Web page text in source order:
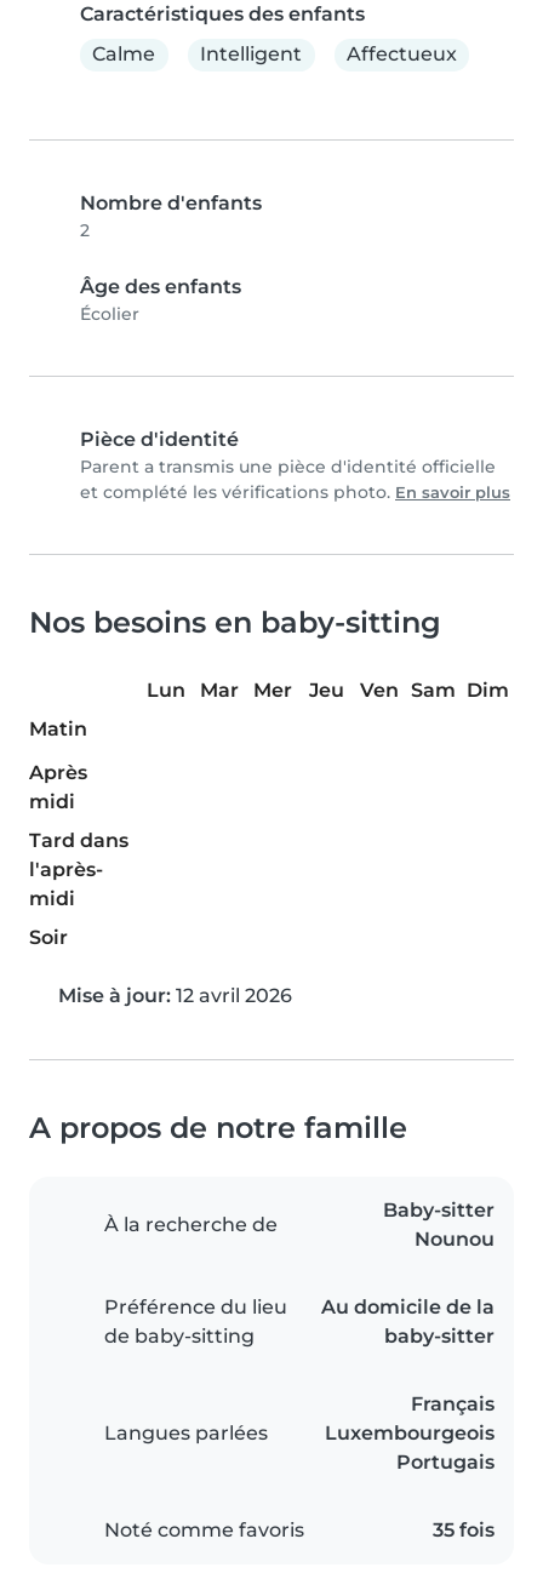
Caractéristiques des enfants
Calme
Intelligent Affectueux
Nombre d'enfants
2
Âge des enfants
Écolier
Pièce d'identité
Parent a transmis une pièce d'identité officielle
et complété les vérifications photo. En savoir plus
Nos besoins en baby-sitting
Lun Mar Mer Jeu Ven Sam Dim
Matin
Après
midi
Tard dans
l'après-
midi
Soir
Mise à jour: 12 avril 2026
A propos de notre famille
À la recherche de
Baby-sitter
Nounou
Préférence du lieu
de baby-sitting
Au domicile de la
baby-sitter
Langues parlées
Français
Luxembourgeois
Portugais
Noté comme favoris 35 fois